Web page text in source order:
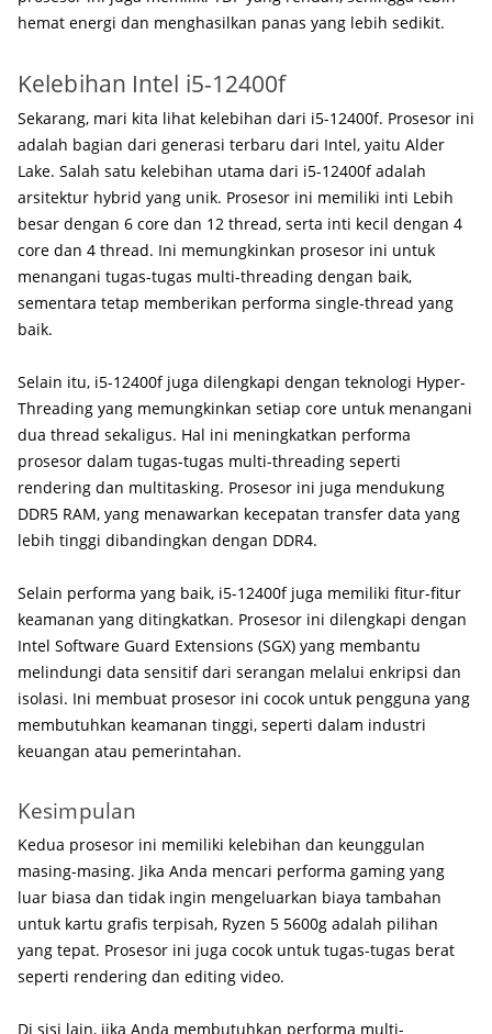
hemat energi dan menghasilkan panas yang lebih sedikit.
Kelebihan Intel i5-12400f
Sekarang, mari kita lihat kelebihan dari i5-12400f. Prosesor ini
adalah bagian dari generasi terbaru dari Intel, yaitu Alder
Lake. Salah satu kelebihan utama dari i5-12400f adalah
arsitektur hybrid yang unik. Prosesor ini memiliki inti Lebih
besar dengan 6 core dan 12 thread, serta inti kecil dengan 4
core dan 4 thread. Ini memungkinkan prosesor ini untuk
menangani tugas-tugas multi-threading dengan baik,
sementara tetap memberikan performa single-thread yang
baik.
Selain itu, i5-12400f juga dilengkapi dengan teknologi Hyper-
Threading yang memungkinkan setiap core untuk menangani
dua thread sekaligus. Hal ini meningkatkan performa
prosesor dalam tugas-tugas multi-threading seperti
rendering dan multitasking. Prosesor ini juga mendukung
DDR5 RAM, yang menawarkan kecepatan transfer data yang
lebih tinggi dibandingkan dengan DDR4.
Selain performa yang baik, i5-12400f juga memiliki fitur-fitur
keamanan yang ditingkatkan. Prosesor ini dilengkapi dengan
Intel Software Guard Extensions (SGX) yang membantu
melindungi data sensitif dari serangan melalui enkripsi dan
isolasi. Ini membuat prosesor ini cocok untuk pengguna yang
membutuhkan keamanan tinggi, seperti dalam industri
keuangan atau pemerintahan.
Kesimpulan
Kedua prosesor ini memiliki kelebihan dan keunggulan
masing-masing. Jika Anda mencari performa gaming yang
luar biasa dan tidak ingin mengeluarkan biaya tambahan
untuk kartu grafis terpisah, Ryzen 5 5600g adalah pilihan
yang tepat. Prosesor ini juga cocok untuk tugas-tugas berat
seperti rendering dan editing video.
Di sisi lain, jika Anda membutuhkan performa multi-